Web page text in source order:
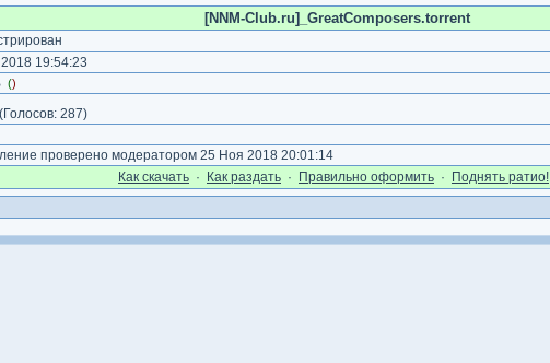
[NNM-Club.ru]_GreatComposers.torrent
19:54:23
()
(Голосов: 287)
проверено модератором 25 Ноя 2018 20:01:14
Как cкачать · Как раздать · Правильно оформить · Поднять ратио!